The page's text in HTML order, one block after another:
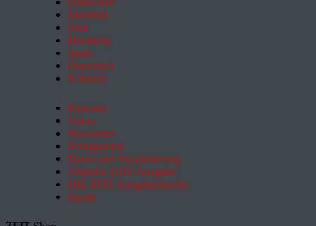
Mobilität
Sinn
Hamburg
Sport
Österreich
Schweiz
Podcasts
Video
Newsletter
Schlagzeilen
Daten und Visualisierung
Aktuelle ZEIT-Ausgabe
DIE ZEIT Ausgabenarchiv
Spiele